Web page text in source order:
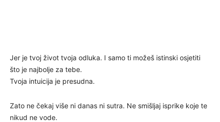
Jer je tvoj život tvoja odluka. I samo ti možeš istinski osjetiti
što je najbolje za tebe.
Tvoja intuicija je presudna.
Zato ne čekaj više ni danas ni sutra. Ne smišljaj isprike koje te
nikud ne vode.